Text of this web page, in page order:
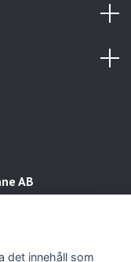
AB
det innehåll som